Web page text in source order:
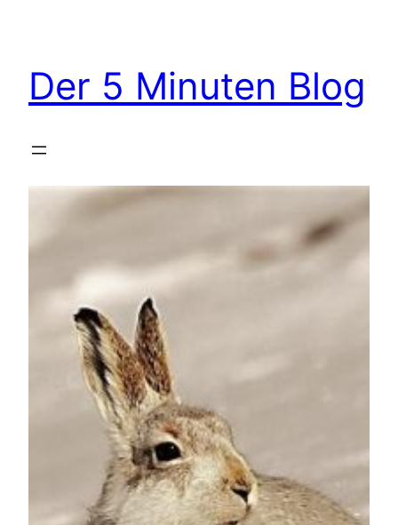
Der 5 Minuten Blog